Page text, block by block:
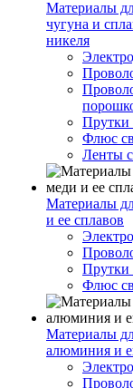
Материалы
чугуна и
никеля
Прутки
Флюс
Ленты
Материалы
и ее сплавов
Прутки
Флюс
Материалы
алюминия и